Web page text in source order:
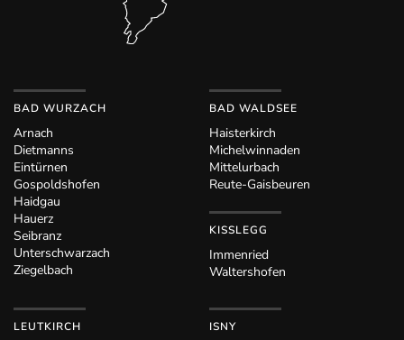
BAD WURZACH
Arnach
Dietmanns
Eintürnen
Gospoldshofen
Haidgau
Hauerz
Seibranz
Unterschwarzach
Ziegelbach
BAD WALDSEE
Haisterkirch
Michelwinnaden
Mittelurbach
Reute-Gaisbeuren
KISSLEGG
Immenried
Waltershofen
LEUTKIRCH ISNY